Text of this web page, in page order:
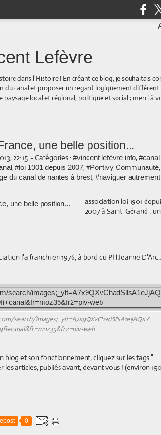
Lefèvre
dans l'Histoire ! En créant ce blog, je souhaitais
du canal et proposer un regard logiquement
local et régional, politique et social ; merci à
une belle position...
22:15 - Catégories : #vincent lefèvre info,#canal
,#loi 1901 depuis 2007,#Pontivy Communauté,
du canal de nantes à brest,#naviguer autrement
association loi 1901
2007 à Saint-Gérand :
l'a franchi en 1976, à bord du PH Jeanne
search/images;_ylt=A7x9QXvChadSllsA1eJjAQx.?
web
blog et son fonctionnement, cliquez sur les tags "
articles, publiés avant, devant vous ! (environ
0